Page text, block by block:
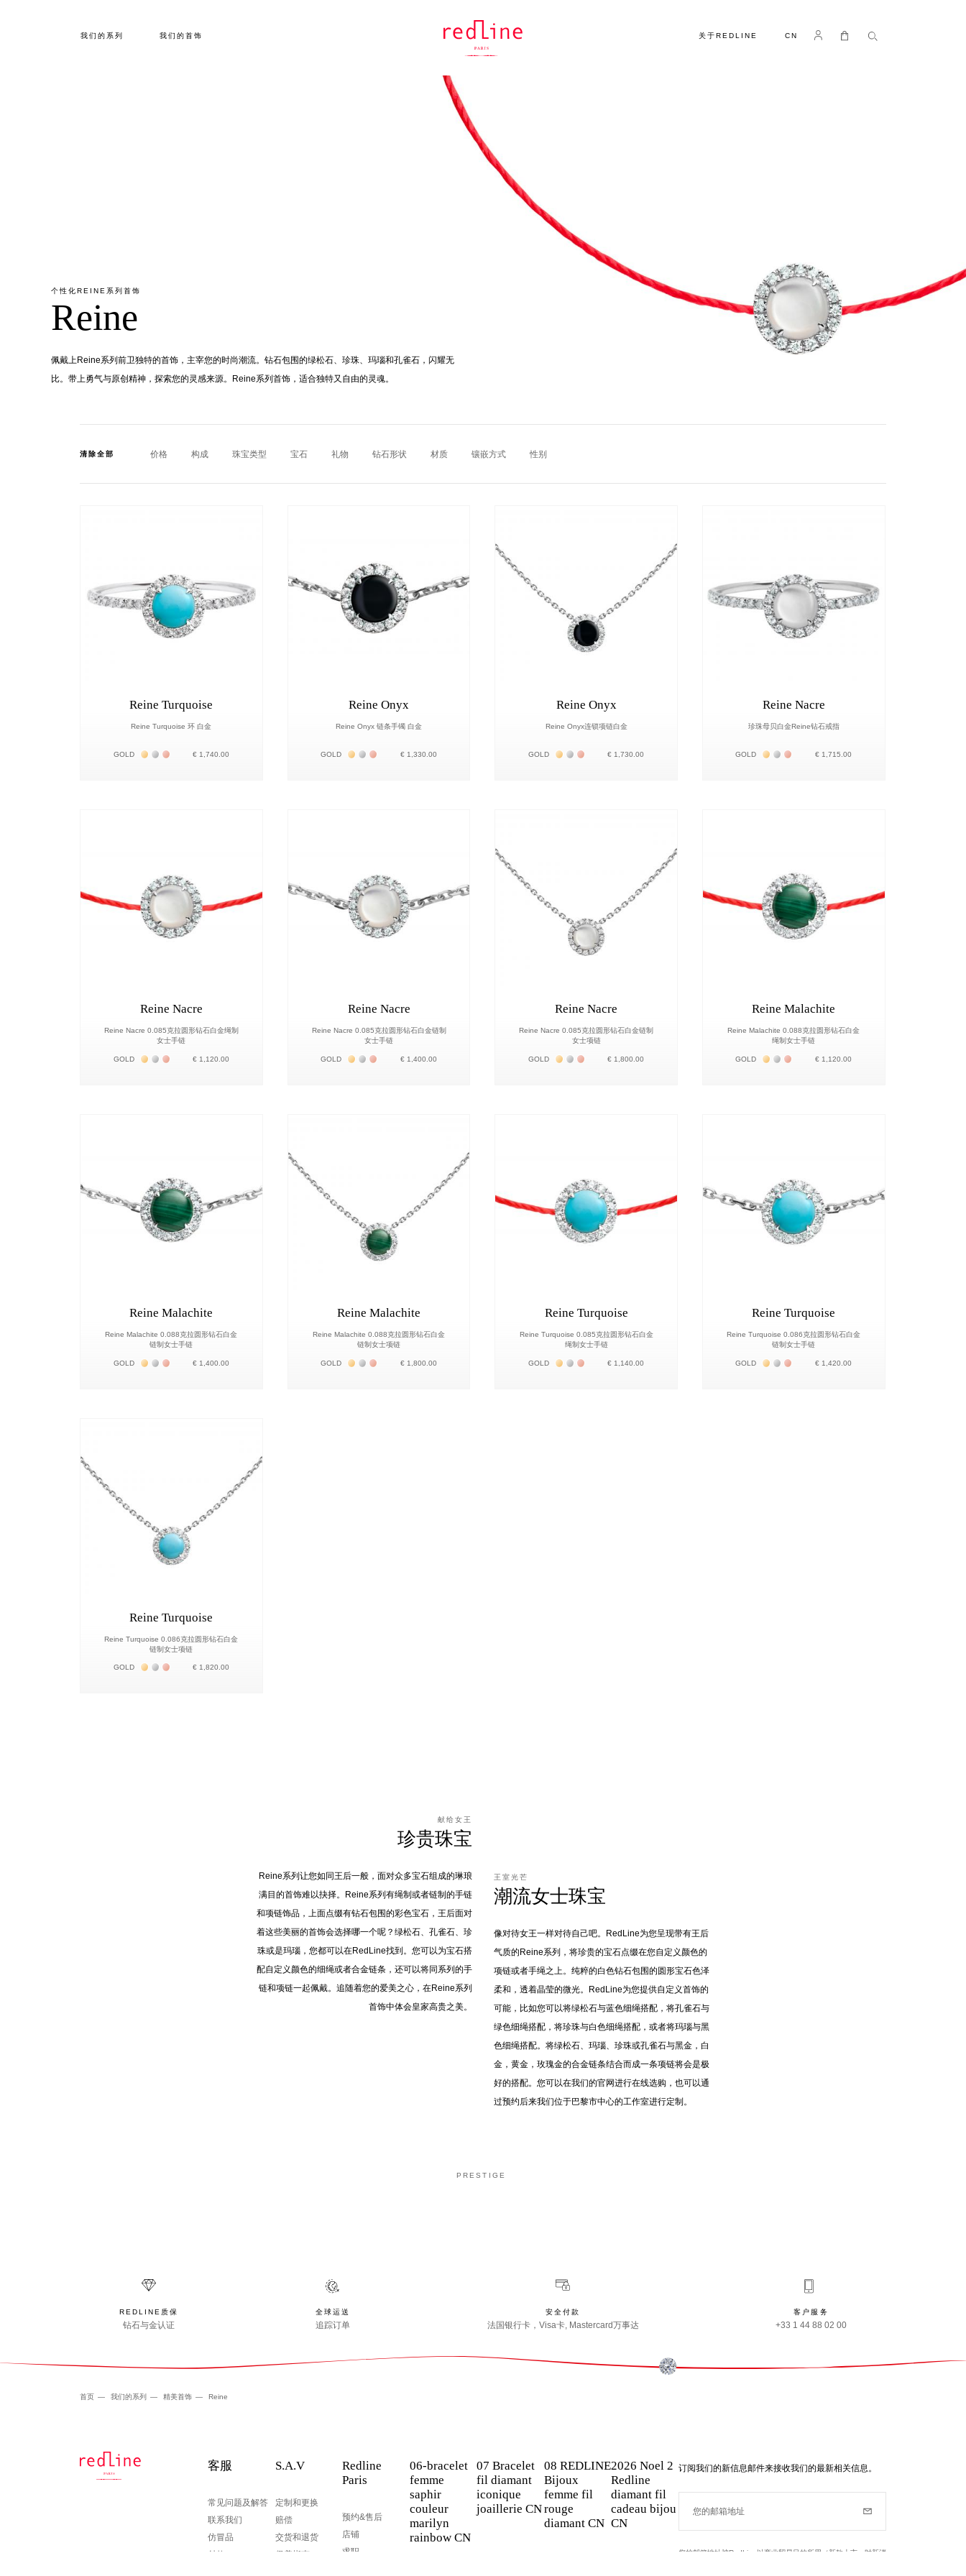
我们的系列 我们的首饰 关于REDLINE CN Log in 我的购物车
个性化REINE系列首饰
Reine
佩戴上Reine系列前卫独特的首饰，主宰您的时尚潮流。钻石包围的绿松石、珍珠、玛瑙和孔雀石，闪耀无
比。带上勇气与原创精神，探索您的灵感来源。Reine系列首饰，适合独特又自由的灵魂。
清除全部 价格 构成 珠宝类型 宝石 礼物 钻石形状 材质 镶嵌方式 性别
Reine Turquoise
Reine Turquoise 环 白金
GOLD Жёлтое золото 18К
Белое золото 18К
Розовое золото 18К
€ 1,740.00
Reine Onyx
Reine Onyx 链条手镯 白金
GOLD Жёлтое золото 18К
Белое золото 18К
Розовое золото 18К
€ 1,330.00
Reine Onyx
Reine Onyx连锁项链白金
GOLD Жёлтое золото 18К
Белое золото 18К
Розовое золото 18К
€ 1,730.00
Reine Nacre
珍珠母贝白金Reine钻石戒指
GOLD Жёлтое золото 18К
Белое золото 18К
Розовое золото 18К
€ 1,715.00
Reine Nacre
Reine Nacre 0.085克拉圆形钻石白金绳制
女士手链
GOLD Жёлтое золото 18К
Белое золото 18К
Розовое золото 18К
€ 1,120.00
Reine Nacre
Reine Nacre 0.085克拉圆形钻石白金链制
女士手链
GOLD Жёлтое золото 18К
Белое золото 18К
Розовое золото 18К
€ 1,400.00
Reine Nacre
Reine Nacre 0.085克拉圆形钻石白金链制
女士项链
GOLD Жёлтое золото 18К
Белое золото 18К
Розовое золото 18К
€ 1,800.00
Reine Malachite
Reine Malachite 0.088克拉圆形钻石白金
绳制女士手链
GOLD Жёлтое золото 18К
Белое золото 18К
Розовое золото 18К
€ 1,120.00
Reine Malachite
Reine Malachite 0.088克拉圆形钻石白金
链制女士手链
GOLD Жёлтое золото 18К
Белое золото 18К
Розовое золото 18К
€ 1,400.00
Reine Malachite
Reine Malachite 0.088克拉圆形钻石白金
链制女士项链
GOLD Жёлтое золото 18К
Белое золото 18К
Розовое золото 18К
€ 1,800.00
Reine Turquoise
Reine Turquoise 0.085克拉圆形钻石白金
绳制女士手链
GOLD Жёлтое золото 18К
Белое золото 18К
Розовое золото 18К
€ 1,140.00
Reine Turquoise
Reine Turquoise 0.086克拉圆形钻石白金
链制女士手链
GOLD Жёлтое золото 18К
Белое золото 18К
Розовое золото 18К
€ 1,420.00
Reine Turquoise
Reine Turquoise 0.086克拉圆形钻石白金
链制女士项链
GOLD Жёлтое золото 18К
Белое золото 18К
Розовое золото 18К
€ 1,820.00
献给女王
珍贵珠宝
Reine系列让您如同王后一般，面对众多宝石组成的琳琅
满目的首饰难以抉择。Reine系列有绳制或者链制的手链
和项链饰品，上面点缀有钻石包围的彩色宝石，王后面对
着这些美丽的首饰会选择哪一个呢？绿松石、孔雀石、珍
珠或是玛瑙，您都可以在RedLine找到。您可以为宝石搭
配自定义颜色的细绳或者合金链条，还可以将同系列的手
链和项链一起佩戴。追随着您的爱美之心，在Reine系列
首饰中体会皇家高贵之美。
王室光芒
潮流女士珠宝
像对待女王一样对待自己吧。RedLine为您呈现带有王后
气质的Reine系列，将珍贵的宝石点缀在您自定义颜色的
项链或者手绳之上。纯粹的白色钻石包围的圆形宝石色泽
柔和，透着晶莹的微光。RedLine为您提供自定义首饰的
可能，比如您可以将绿松石与蓝色细绳搭配，将孔雀石与
绿色细绳搭配，将珍珠与白色细绳搭配，或者将玛瑙与黑
色细绳搭配。将绿松石、玛瑙、珍珠或孔雀石与黑金，白
金，黄金，玫瑰金的合金链条结合而成一条项链将会是极
好的搭配。您可以在我们的官网进行在线选购，也可以通
过预约后来我们位于巴黎市中心的工作室进行定制。
PRESTIGE
REDLINE质保
钻石与金认证
全球运送
追踪订单
安全付款
法国银行卡，Visa卡, Mastercard万事达
客户服务
+33 1 44 88 02 00
首页 我们的系列 精美首饰 Reine
客服
常见问题及解答
联系我们
仿冒品
付款
S.A.V
定制和更换
赔偿
交货和退货
保养指南
Redline
Paris
预约&售后
店铺
求职
06-bracelet
femme
saphir
couleur
marilyn
rainbow CN
07 Bracelet
fil diamant
iconique
joaillerie CN
08 REDLINE
Bijoux
femme fil
rouge
diamant CN
2026 Noel 2
Redline
diamant fil
cadeau bijou
CN
订阅我们的新信息邮件来接收我们的最新相关信息。
您的邮箱地址
您的邮箱地址被RedLine以商业贸易目的所用（新款上市，时新消